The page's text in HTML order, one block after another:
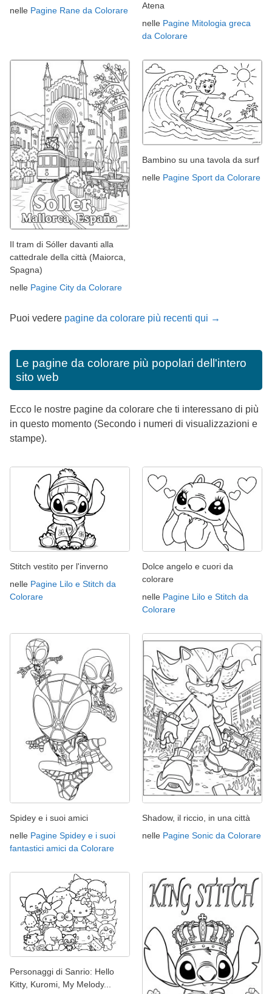
nelle Pagine Rane da Colorare
Atena
nelle Pagine Mitologia greca
da Colorare
Il tram di Sóller davanti alla
cattedrale della città (Maiorca,
Spagna)
nelle Pagine City da Colorare
Bambino su una tavola da surf
nelle Pagine Sport da Colorare
Puoi vedere pagine da colorare più recenti qui →
Le pagine da colorare più popolari dell'intero
sito web
Ecco le nostre pagine da colorare che ti interessano di più
in questo momento (Secondo i numeri di visualizzazioni e
stampe).
Stitch vestito per l'inverno
nelle Pagine Lilo e Stitch da
Colorare
Dolce angelo e cuori da
colorare
nelle Pagine Lilo e Stitch da
Colorare
Spidey e i suoi amici
nelle Pagine Spidey e i suoi
fantastici amici da Colorare
Shadow, il riccio, in una città
nelle Pagine Sonic da Colorare
Personaggi di Sanrio: Hello
Kitty, Kuromi, My Melody...